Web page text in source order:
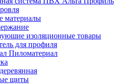
материалы
изоляционные товары
для профиля
Пиломатериал
щиты